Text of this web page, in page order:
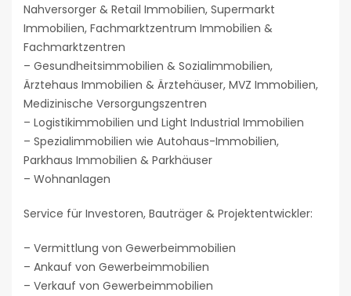
Nahversorger & Retail Immobilien, Supermarkt
Immobilien, Fachmarktzentrum Immobilien &
Fachmarktzentren
– Gesundheitsimmobilien & Sozialimmobilien,
Ärztehaus Immobilien & Ärztehäuser, MVZ Immobilien,
Medizinische Versorgungszentren
– Logistikimmobilien und Light Industrial Immobilien
– Spezialimmobilien wie Autohaus-Immobilien,
Parkhaus Immobilien & Parkhäuser
– Wohnanlagen
Service für Investoren, Bauträger & Projektentwickler:
– Vermittlung von Gewerbeimmobilien
– Ankauf von Gewerbeimmobilien
– Verkauf von Gewerbeimmobilien